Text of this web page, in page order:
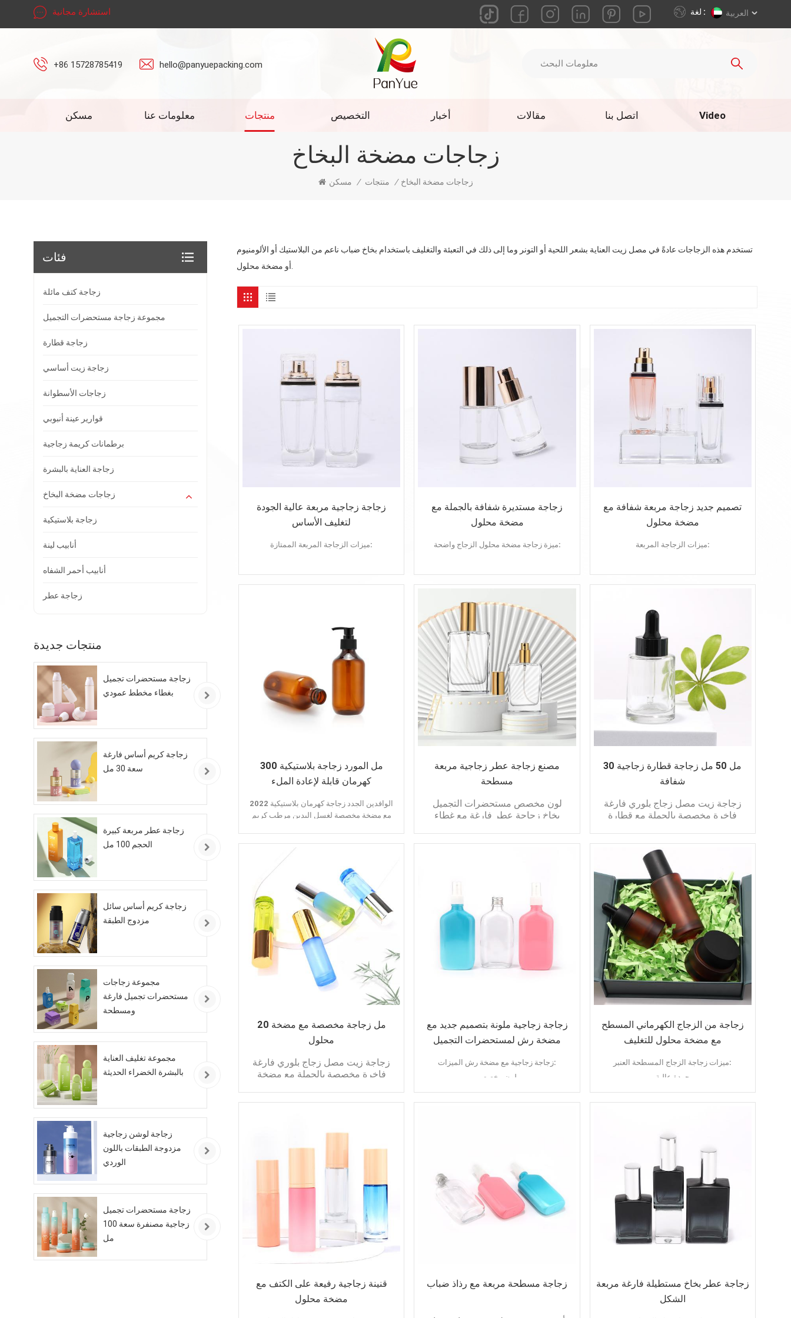
استشارة مجانية لغة : العربية
+86 15728785419 hello@panyuepacking.com
مسكن معلومات عنا منتجات التخصيص أخبار مقالات اتصل بنا Video
زجاجات مضخة البخاخ
مسكن / منتجات / زجاجات مضخة البخاخ
تستخدم هذه الزجاجات عادةً في مصل زيت العناية بشعر اللحية أو التونر وما إلى ذلك في التعبئة والتغليف باستخدام بخاخ ضباب ناعم من البلاستيك أو الألومنيوم
أو مضخة محلول.
زجاجة زجاجية مربعة عالية الجودة
لتغليف الأساس
ميزات الزجاجة المربعة الممتازة:
رشاقته القاع
زجاجة مستديرة شفافة بالجملة مع
مضخة محلول
ميزة زجاجة مضخة محلول الزجاج واضحة:
جودة عالية
تخصيص اللون
تصميم جديد
تصميم جديد زجاجة مربعة شفافة مع
مضخة محلول
ميزات الزجاجة المربعة:
تصميم جديد
طباعة الشعار
300 مل المورد زجاجة بلاستيكية
كهرمان قابلة لإعادة الملء
2022 الوافدين الجدد زجاجة كهرمان بلاستيكية
مع مضخة مخصصة لغسل اليدين مرطب كريم
ميزة:
متجمد أو لامع
مصنع زجاجة عطر زجاجية مربعة
مسطحة
لون مخصص مستحضرات التجميل
بخاخ زجاجة عطر فارغة مع غطاء
سمات:
غطاء مخصص
عبوات مستحضرات التجميل من الزيوت
عبوات مستحضرات التجميل بالحبر المصل
30 مل 50 مل زجاجة قطارة زجاجية
شفافة
زجاجة زيت مصل زجاج بلوري فارغة
فاخرة مخصصة بالجملة مع قطارة
سمات:
دائري
متجمد أو لامع
لون مخصص
طلب:
عبوات مستحضرات التجميل من الزيوت
العطرية
تغليف مستحضرات التجميل كريم لوسيون
عبوات مستحضرات التجميل بالحبر المصل
تغليف مستحضرات التجميل قطرة العين
20 مل زجاجة مخصصة مع مضخة
محلول
زجاجة زيت مصل زجاج بلوري فارغة
فاخرة مخصصة بالجملة مع مضخة
سمات:
متجمد أو لامع
عبوات مستحضرات التجميل من الزيوت
العطرية
تغليف مستحضرات التجميل كريم لوسيون
عبوات مستحضرات التجميل بالحبر المصل
تغليف مستحضرات التجميل قطرة العين
زجاجة زجاجية ملونة بتصميم جديد مع
مضخة رش لمستحضرات التجميل
زجاجة زجاجية مع مضخة رش الميزات:
لون مخصص
شكل خاص
عبوات العناية بالبشرة
تغليف المصل
زجاجة من الزجاج الكهرماني المسطح
مع مضخة محلول للتغليف
ميزات زجاجة الزجاج المسطحة العنبر:
جودة عالية
لون مخصص
تغليف مستحضرات التجميل
تغليف العناية بالبشرة
تغليف الأساس
تغليف الزيت العطري
قنينة زجاجية رفيعة على الكتف مع
مضخة محلول
زجاجة مسطحة مربعة مع رذاذ ضباب
زجاجة عطر بخاخ مستطيلة فارغة مربعة
الشكل
فئات
زجاجة كتف مائلة
مجموعة زجاجة مستحضرات التجميل
زجاجة قطارة
زجاجة زيت أساسي
زجاجات الأسطوانة
قوارير عينة أنبوبي
برطمانات كريمة زجاجية
زجاجة العناية بالبشرة
زجاجات مضخة البخاخ
زجاجة بلاستيكية
أنابيب لينة
أنابيب أحمر الشفاه
زجاجة عطر
منتجات جديدة
زجاجة مستحضرات تجميل
بغطاء مخطط عمودي
زجاجة كريم أساس فارغة
سعة 30 مل
زجاجة عطر مربعة كبيرة
الحجم 100 مل
زجاجة كريم أساس سائل
مزدوج الطبقة
مجموعة زجاجات
مستحضرات تجميل فارغة
ومسطحة
مجموعة تغليف العناية
بالبشرة الخضراء الحديثة
زجاجة لوشن زجاجية
مزدوجة الطبقات باللون
الوردي
زجاجة مستحضرات تجميل
زجاجية مصنفرة سعة 100
مل